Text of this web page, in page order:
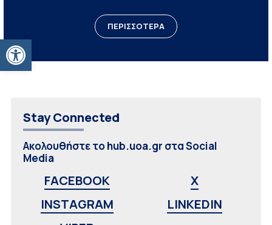
Ανοίξτε τη γραμμή εργαλείων
ΠΕΡΙΣΣΟΤΕΡΑ
Stay Connected
Ακολουθήστε το hub.uoa.gr στα Social
Media
FACEBOOK
X
INSTAGRAM
LINKEDIN